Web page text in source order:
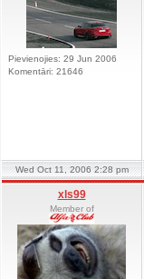
Pievienojies: 29 Jun 2006
Komentāri: 21646
Wed Oct 11, 2006 2:28 pm
xls99
Member of